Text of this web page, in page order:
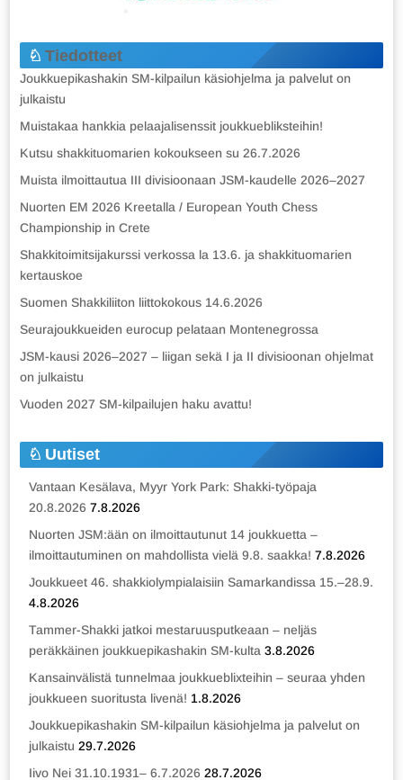
Tiedotteet
Joukkuepikashakin SM-kilpailun käsiohjelma ja palvelut on
julkaistu
Muistakaa hankkia pelaajalisenssit joukkuebliksteihin!
Kutsu shakkituomarien kokoukseen su 26.7.2026
Muista ilmoittautua III divisioonaan JSM-kaudelle 2026–2027
Nuorten EM 2026 Kreetalla / European Youth Chess
Championship in Crete
Shakkitoimitsijakurssi verkossa la 13.6. ja shakkituomarien
kertauskoe
Suomen Shakkiliiton liittokokous 14.6.2026
Seurajoukkueiden eurocup pelataan Montenegrossa
JSM-kausi 2026–2027 – liigan sekä I ja II divisioonan ohjelmat
on julkaistu
Vuoden 2027 SM-kilpailujen haku avattu!
Uutiset
Vantaan Kesälava, Myyr York Park: Shakki-työpaja
20.8.2026 7.8.2026
Nuorten JSM:ään on ilmoittautunut 14 joukkuetta –
ilmoittautuminen on mahdollista vielä 9.8. saakka! 7.8.2026
Joukkueet 46. shakkiolympialaisiin Samarkandissa 15.–28.9.
4.8.2026
Tammer-Shakki jatkoi mestaruusputkeaan – neljäs
peräkkäinen joukkuepikashakin SM-kulta 3.8.2026
Kansainvälistä tunnelmaa joukkueblixteihin – seuraa yhden
joukkueen suoritusta livenä! 1.8.2026
Joukkuepikashakin SM-kilpailun käsiohjelma ja palvelut on
julkaistu 29.7.2026
Iivo Nei 31.10.1931– 6.7.2026 28.7.2026